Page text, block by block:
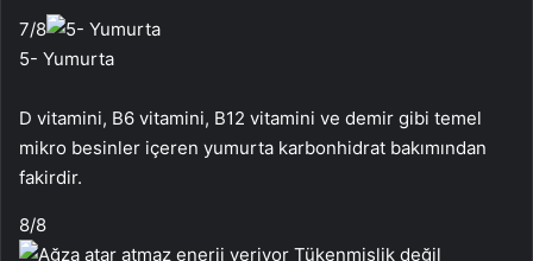
7/8
5- Yumurta
D vitamini, B6 vitamini, B12 vitamini ve demir gibi temel
mikro besinler içeren yumurta karbonhidrat bakımından
fakirdir.
8/8